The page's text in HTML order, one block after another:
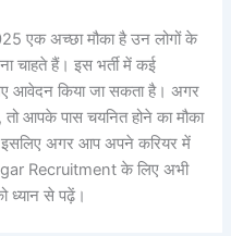
एक अच्छा मौका है उन लोगों के
चाहते हैं। इस भर्ती में कई
आवेदन किया जा सकता है। अगर
आपके पास चयनित होने का मौका
अगर आप अपने करियर में
Recruitment के लिए अभी
ध्यान से पढ़ें।